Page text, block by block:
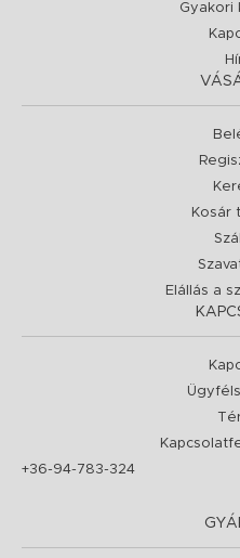
Gyakori
Kosár
Elállás a
+36-94-783-324